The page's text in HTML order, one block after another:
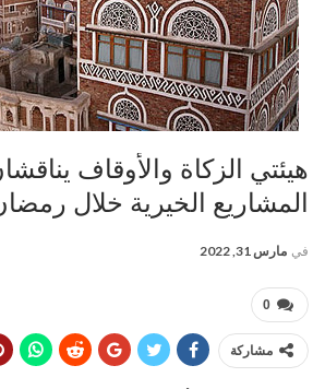
هيئتي الزكاة والأوقاف
المشاريع الخيرية خلال
في مارس 31, 2022
0
مشاركة